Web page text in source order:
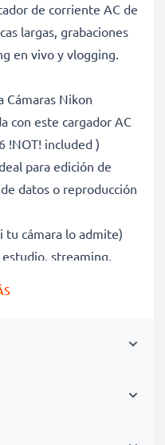
de corriente AC de
largas, grabaciones
en vivo y vlogging.
Cámaras Nikon
con este cargador AC
!NOT! included )
para edición de
datos o reproducción
tu cámara lo admite)
streaming,
de Corriente Alterna